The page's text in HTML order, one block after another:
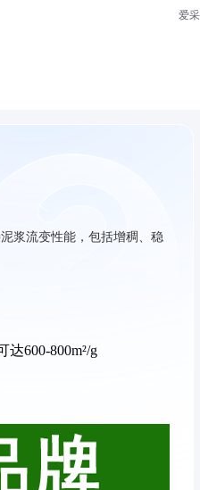
爱
浆流变性能，包括增稠、稳
600-800m²/g